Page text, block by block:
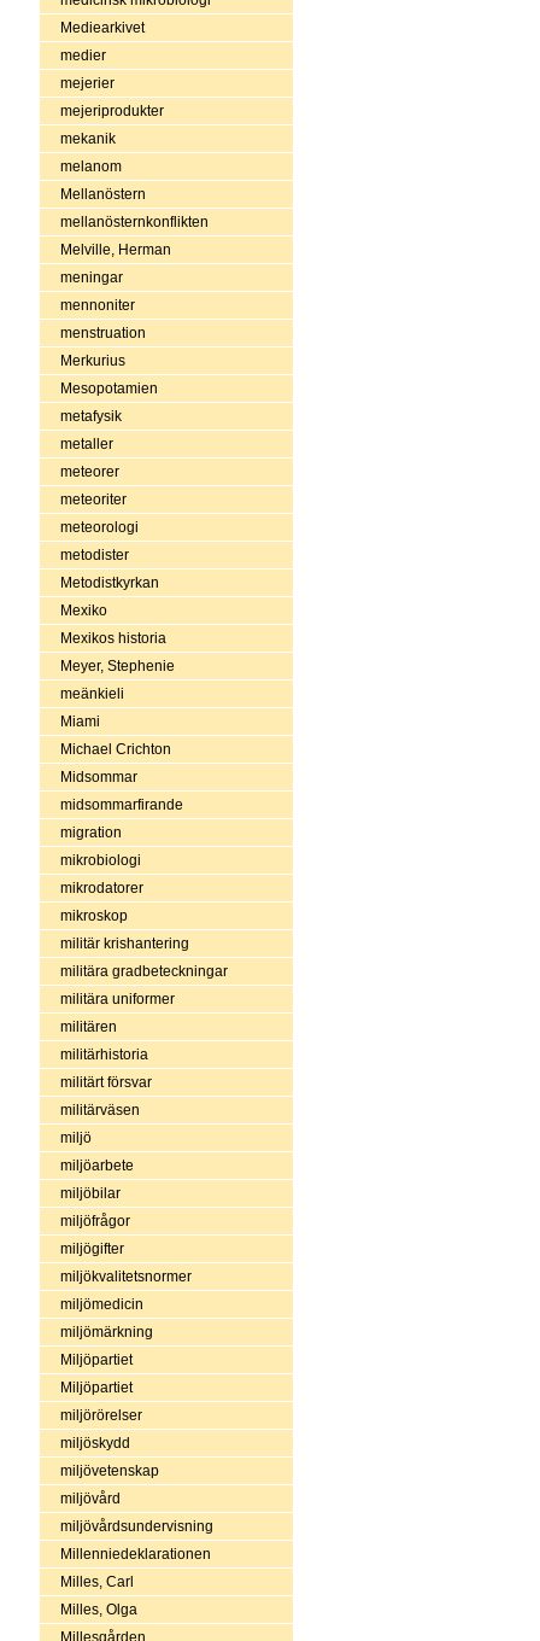
Mediearkivet
medier
mejerier
mejeriprodukter
mekanik
melanom
Mellanöstern
mellanösternkonflikten
Melville, Herman
meningar
mennoniter
menstruation
Merkurius
Mesopotamien
metafysik
metaller
meteorer
meteoriter
meteorologi
metodister
Metodistkyrkan
Mexiko
Mexikos historia
Meyer, Stephenie
meänkieli
Miami
Michael Crichton
Midsommar
midsommarfirande
migration
mikrobiologi
mikrodatorer
mikroskop
militär krishantering
militära gradbeteckningar
militära uniformer
militären
militärhistoria
militärt försvar
militärväsen
miljö
miljöarbete
miljöbilar
miljöfrågor
miljögifter
miljökvalitetsnormer
miljömedicin
miljömärkning
Miljöpartiet
Miljöpartiet
miljörörelser
miljöskydd
miljövetenskap
miljövård
miljövårdsundervisning
Millenniedeklarationen
Milles, Carl
Milles, Olga
Millesgården